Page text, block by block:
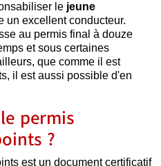
le jeune
un excellent conducteur.
au permis final à douze
et sous certaines
que comme il est
il est aussi possible d'en
permis
?
est un document certificatif